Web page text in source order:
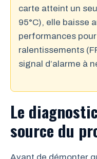
carte atteint un
95°C), elle baisse
performances
ralentissements
signal d’alarme à
Le
source du